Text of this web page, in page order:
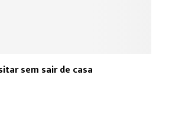
sem sair de casa